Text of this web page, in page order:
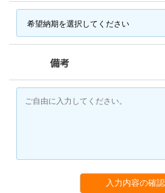
備考
入力内容の確認